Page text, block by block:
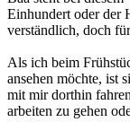
Einhundert oder der
verständlich, doch
Als ich beim
ansehen möchte, ist
mit mir dorthin
arbeiten zu gehen